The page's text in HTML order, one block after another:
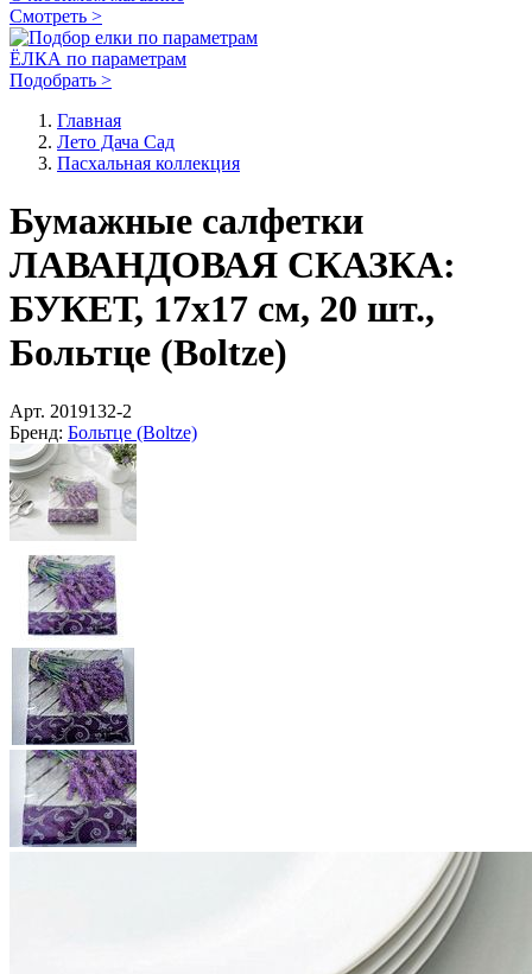
Смотреть >
ЁЛКА по параметрам
Подобрать >
Главная
Лето Дача Сад
Пасхальная коллекция
Бумажные салфетки
ЛАВАНДОВАЯ СКАЗКА:
БУКЕТ, 17х17 см, 20 шт.,
Больтце (Boltze)
Арт. 2019132-2
Бренд: Больтце (Boltze)